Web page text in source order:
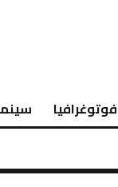
فوتوغرافيا